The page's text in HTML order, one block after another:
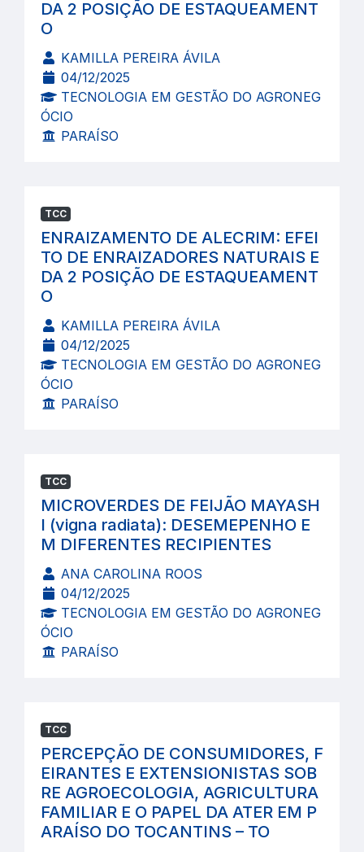
DA 2 POSIÇÃO DE ESTAQUEAMENT
O
KAMILLA PEREIRA ÁVILA
04/12/2025
TECNOLOGIA EM GESTÃO DO AGRONEG
ÓCIO
PARAÍSO
TCC
ENRAIZAMENTO DE ALECRIM: EFEI
TO DE ENRAIZADORES NATURAIS E
DA 2 POSIÇÃO DE ESTAQUEAMENT
O
KAMILLA PEREIRA ÁVILA
04/12/2025
TECNOLOGIA EM GESTÃO DO AGRONEG
ÓCIO
PARAÍSO
TCC
MICROVERDES DE FEIJÃO MAYASH
I (vigna radiata): DESEMEPENHO E
M DIFERENTES RECIPIENTES
ANA CAROLINA ROOS
04/12/2025
TECNOLOGIA EM GESTÃO DO AGRONEG
ÓCIO
PARAÍSO
TCC
PERCEPÇÃO DE CONSUMIDORES, F
EIRANTES E EXTENSIONISTAS SOB
RE AGROECOLOGIA, AGRICULTURA
FAMILIAR E O PAPEL DA ATER EM P
ARAÍSO DO TOCANTINS – TO